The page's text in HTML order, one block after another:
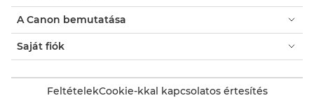
A Canon bemutatása
Saját fiók
FeltételekCookie-kkal kapcsolatos értesítés